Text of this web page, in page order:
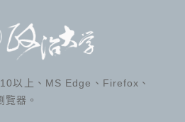
以上、MS Edge、Firefox、
器。